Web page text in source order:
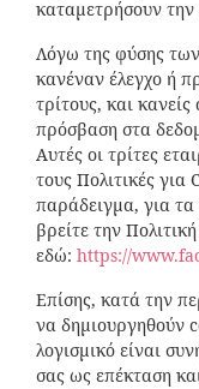
καταμετρήσουν την
Λόγω της φύσης
κανέναν έλεγχο ή
τρίτους, και
πρόσβαση στα
Αυτές οι τρίτες
τους Πολιτικές για
παράδειγμα, για
βρείτε την
εδώ: https://
Επίσης, κατά την
να δημιουργηθούν
λογισμικό είναι
σας ως επέκταση